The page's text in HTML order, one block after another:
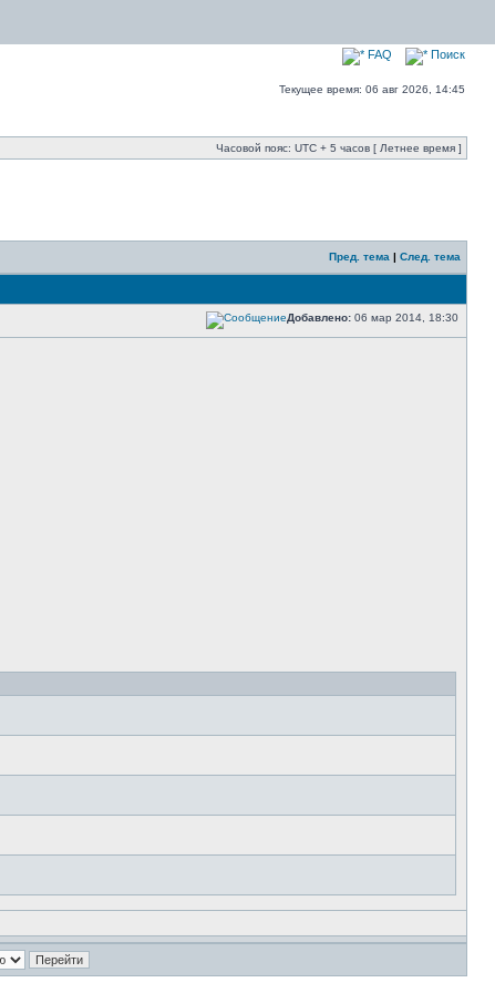
FAQ Поиск
Текущее время: 06 авг 2026, 14:45
Часовой пояс: UTC + 5 часов [ Летнее время ]
Пред. тема | След. тема
Добавлено: 06 мар 2014, 18:30